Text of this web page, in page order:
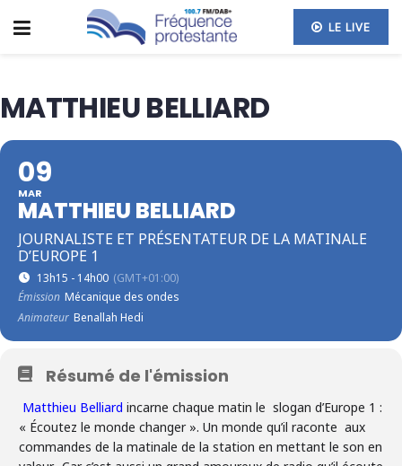
LE LIVE
MATTHIEU BELLIARD
09
MAR
MATTHIEU BELLIARD
JOURNALISTE ET PRÉSENTATEUR DE LA MATINALE
D’EUROPE 1
13h15 - 14h00 (GMT+01:00)
Émission Mécanique des ondes
Animateur Benallah Hedi
Résumé de l'émission
Matthieu Belliard incarne chaque matin le slogan d’Europe 1 :
« Écoutez le monde changer ». Un monde qu’il raconte aux
commandes de la matinale de la station en mettant le son en